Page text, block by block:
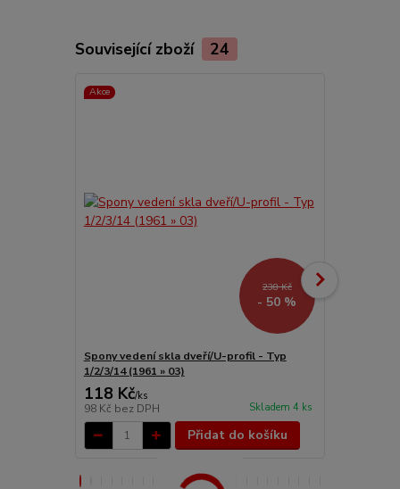
Související zboží 24
Akce
238 Kč
- 50 %
Spony vedení skla dveří/U-profil - Typ
1/2/3/14 (1961 » 03)
118 Kč/ks
98 Kč bez DPH Skladem 4 ks
Přidat do košíku